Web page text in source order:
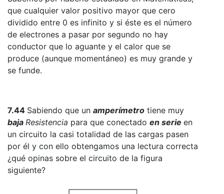
que cualquier valor positivo mayor que cero
dividido entre 0 es infinito y si éste es el número
de electrones a pasar por segundo no hay
conductor que lo aguante y el calor que se
produce (aunque momentáneo) es muy grande y
se funde.
7.44 Sabiendo que un amperímetro tiene muy
baja Resistencia para que conectado en serie en
un circuito la casi totalidad de las cargas pasen
por él y con ello obtengamos una lectura correcta
¿qué opinas sobre el circuito de la figura
siguiente?